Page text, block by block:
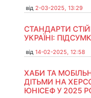
від 2-03-2025, 13:29
СТАНДАРТИ
УКРАЇНІ:
від 14-02-2025, 12:58
ХАБИ ТА
ДІТЬМИ НА
ЮНІСЕФ У 2025